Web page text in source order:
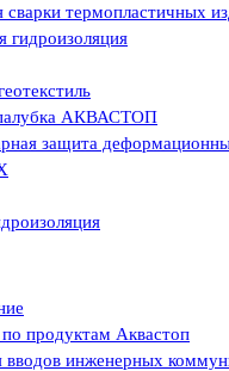
сварки термопластичных
гидроизоляция
АКВАСТОП
защита
продуктам Аквастоп
вводов инженерных